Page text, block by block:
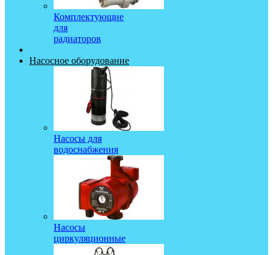
Комплектующие
для
радиаторов
Насосное оборудование
Насосы для
водоснабжения
Насосы
циркуляционные